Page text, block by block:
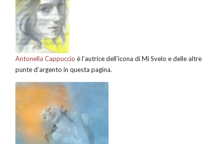
Antonella Cappuccio è l’autrice dell’icona di Mi Svelo e delle altre
punte d’argento in questa pagina.